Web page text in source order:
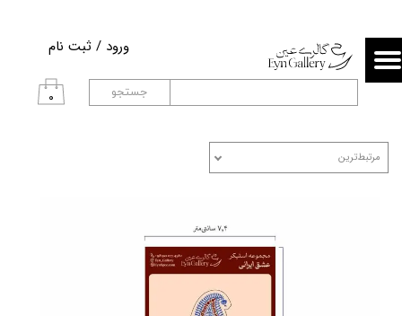
۰
ورود / ثبت نام
حساب کاربری من
تغییر گذر واژه
خروج از حساب کاربری
جستجو
مرتبط‌ترین